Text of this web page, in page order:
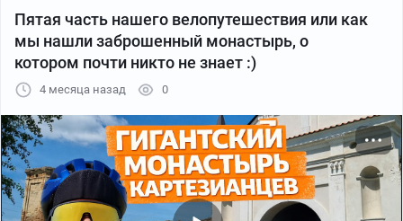
Чуть меньше часа, который я провтыкал в телефоне в
рабочих чатах, — и вуаля: Зеленогорск, привет, а
дождь — тебе тоже привет, но менее приветливый.
Постоял минут пять на перроне — дождь никуда не
думает уходить. Окей, я же хотел тест мембранки:
получите, распишитесь. Еду по велодорожке в сторону
Киперорта, дождь со мной. Тестим. Он меня, я
мембранку. Тестили мы друг друга по итогу около
пяти часов. Мембранка — топ, дождь — мудак.
Пятая часть нашего велопутешествия или как
мы нашли заброшенный монастырь, о
котором почти никто не знает :)
4 месяца назад 0